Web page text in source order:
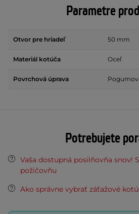
Parametre
Otvor pre hriadeľ 50 mm
Materiál kotúča Oceľ
Povrchová úprava
Potrebujete
Vaša dostupná posilňovňa snov!
požičovňu
Ako správne vybrať záťažové